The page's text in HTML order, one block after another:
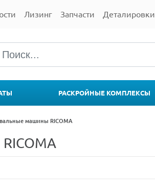
Лизинг Запчасти Деталировки
РАСКРОЙНЫЕ КОМПЛЕКСЫ
машины RICOMA